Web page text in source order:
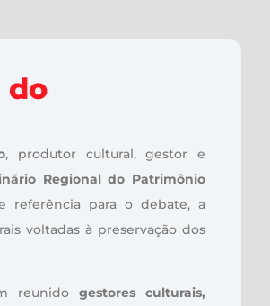
do
, produtor cultural, gestor e
Regional do Patrimônio
referência para o debate, a
voltadas à preservação dos
reunido gestores culturais,